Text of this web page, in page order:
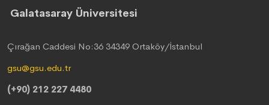
Galatasaray Üniversitesi
Çırağan Caddesi No:36 34349 Ortaköy/İstanbul
gsu@gsu.edu.tr
(+90) 212 227 4480